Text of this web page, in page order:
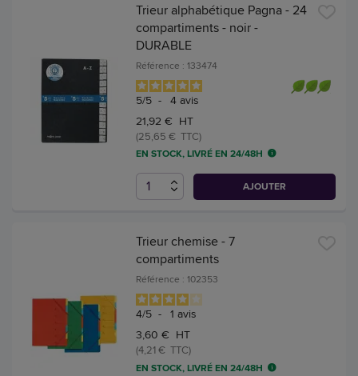
Trieur alphabétique Pagna - 24
compartiments - noir -
DURABLE
Référence : 133474
5/5 - 4 avis
21,92 € HT
(25,65 € TTC)
EN STOCK, LIVRÉ EN 24/48H
AJOUTER
Trieur chemise - 7
compartiments
Référence : 102353
4/5 - 1 avis
3,60 € HT
(4,21 € TTC)
EN STOCK, LIVRÉ EN 24/48H